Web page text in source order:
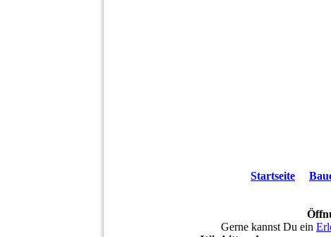
Startseite
Gerne kannst Du ein